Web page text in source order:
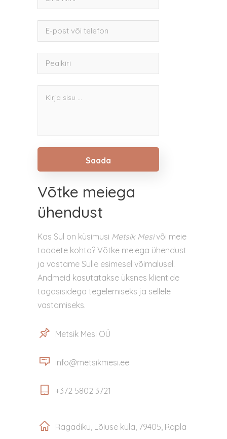
Võtke meiega
ühendust
Kas Sul on küsimusi Metsik Mesivõi meie
toodete kohta? Võtke meiega ühendust
ja vastame Sulle esimesel võimalusel.
Andmeid kasutatakse üksnes klientide
tagasisidega tegelemiseks ja sellele
vastamiseks.
Metsik Mesi OÜ
info@metsikmesi.ee
+372 5802 3721
Rägadiku, Lõiuse küla, 79405, Rapla